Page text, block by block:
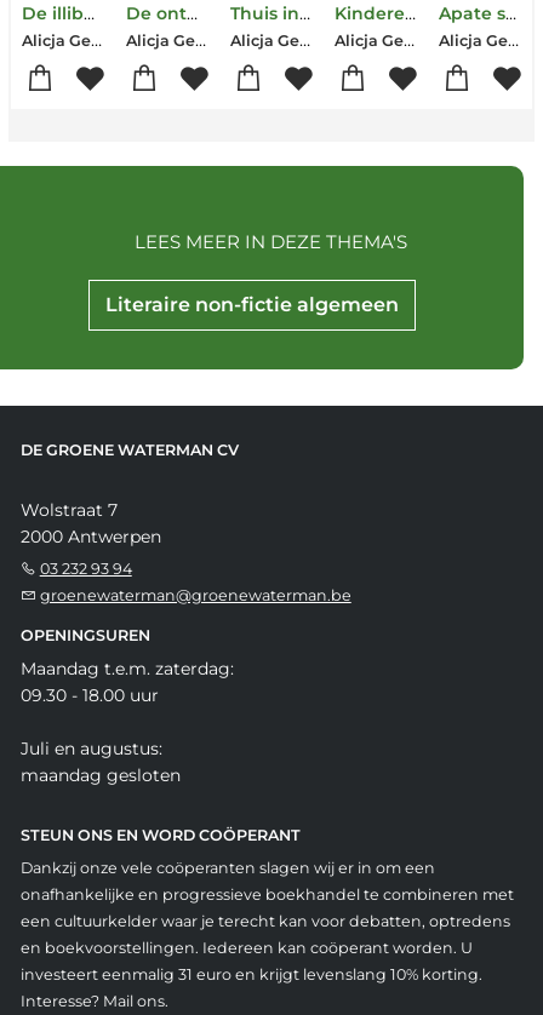
De illiberale verleiding
Alicja Gescinska
De ontdekking van de vrouw
Alicja Gescinska
Thuis in muziek
Alicja Gescinska
Kinderen van Apate
Alicja Gescinska
Apate spreekt
Alicja Gescinska
Literaire non-fictie algemeen
LEES MEER IN DEZE THEMA'S
DE GROENE WATERMAN CV
Wolstraat 7
2000 Antwerpen
03 232 93 94
groenewaterman@groenewaterman.be
OPENINGSUREN
Maandag t.e.m. zaterdag:
09.30 - 18.00 uur
Juli en augustus:
maandag gesloten
STEUN ONS EN WORD COÖPERANT
Dankzij onze vele coöperanten slagen wij er in om een
onafhankelijke en progressieve boekhandel te combineren met
een cultuurkelder waar je terecht kan voor debatten, optredens
en boekvoorstellingen. Iedereen kan coöperant worden. U
investeert eenmalig 31 euro en krijgt levenslang 10% korting.
Interesse? Mail ons.